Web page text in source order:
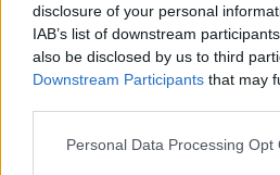
disclosure of your personal
IAB’s list of downstream
also be disclosed by us to third
Downstream Participants that may
Personal Data Processing Opt